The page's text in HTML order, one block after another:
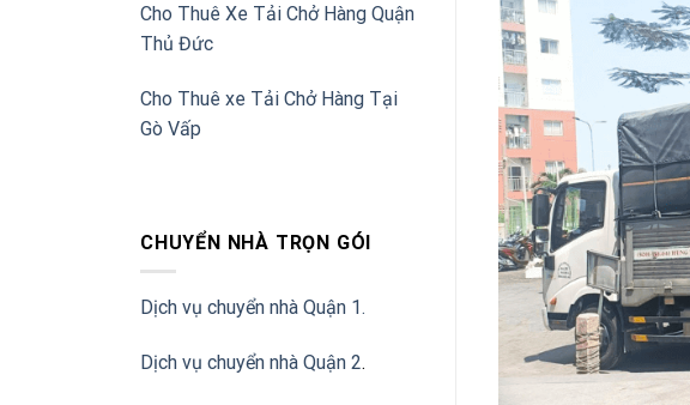
Cho Thuê Xe Tải Chở Hàng Quận
Thủ Đức
Cho Thuê xe Tải Chở Hàng Tại
Gò Vấp
CHUYỂN NHÀ TRỌN GÓI
Dịch vụ chuyển nhà Quận 1.
Dịch vụ chuyển nhà Quận 2.